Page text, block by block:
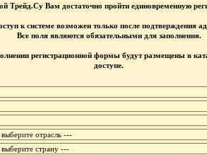
Трейд.Су Вам достаточно пройти единовременную
к системе возможен только после подтверждения
Все поля являются обязательными для заполнения.
регистрационной формы будут размещены в
доступе.